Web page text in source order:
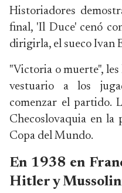
Historiadores
final, 'Il Duce' cenó
dirigirla, el sueco Ivan
"Victoria o muerte",
vestuario a los
comenzar el partido.
Checoslovaquia en
Copa del Mundo.
En 1938 en
Hitler y